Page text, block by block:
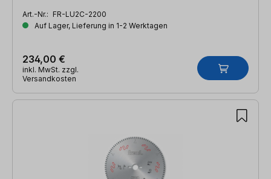
Art.-Nr.: FR-LU2C-2200
Auf Lager, Lieferung in 1-2 Werktagen
234,00 €
inkl. MwSt. zzgl.
Versandkosten